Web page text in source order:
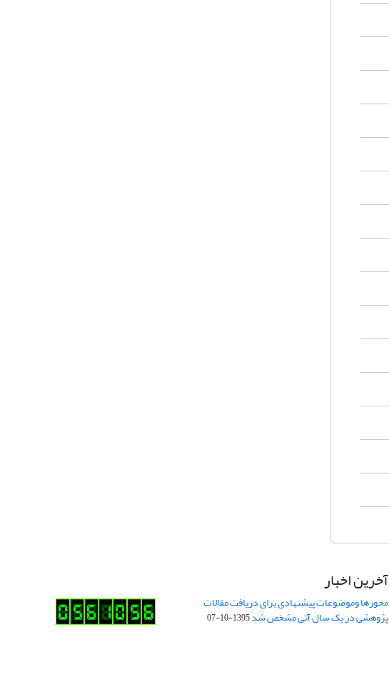
آخرین اخبار
محورها وموضوعات پیشنهادی برای دریافت مقالات
پژوهشی در یک سال آتی مشخص شد1395-10-07